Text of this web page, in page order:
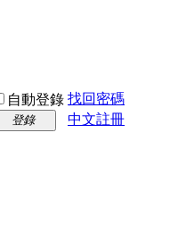
自動登錄 找回密碼
登錄
中文註冊